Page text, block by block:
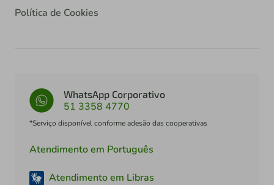
Política de Cookies
WhatsApp Corporativo
51 3358 4770
*Serviço disponível conforme adesão das cooperativas
Atendimento em Português
Atendimento em Libras